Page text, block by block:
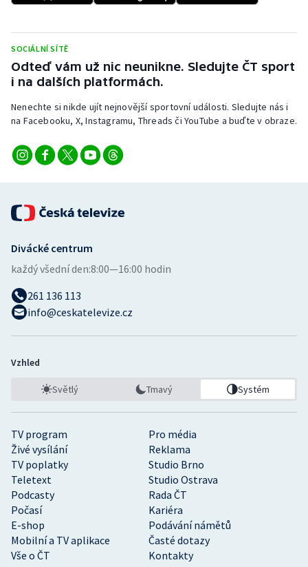
Vodní slalom
Ostatní
SOCIÁLNÍ SÍTĚ
Odteď vám už nic neunikne. Sledujte ČT sport
i na dalších platformách.
Nenechte si nikde ujít nejnovější sportovní události. Sledujte nás i
na Facebooku, X, Instagramu, Threads či YouTube a buďte v obraze.
TV program
Pro média
Živé vysílání
Reklama
TV poplatky
Studio Brno
Teletext
Studio Ostrava
Podcasty
Rada ČT
Počasí
Kariéra
E-shop
Podávání námětů
Mobilní a TV aplikace
Časté dotazy
Vše o ČT
Kontakty
Divácké centrum
každý všední den:8:00—16:00 hodin
261 136 113
info@ceskatelevize.cz
Vzhled
Světlý Tmavý Systém